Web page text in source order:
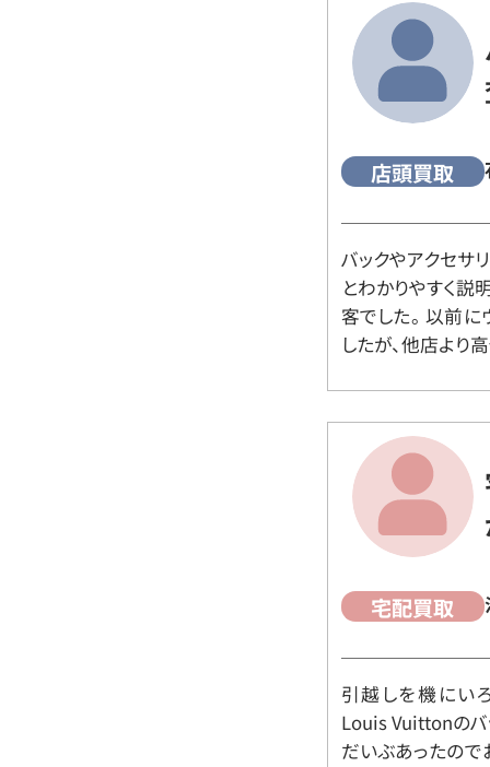
店頭買取
バックやアクセサ
とわかりやすく説
客でした。 以前
したが、他店より
宅配買取
引越しを機にい
Louis Vuittonのバ
だいぶあったので